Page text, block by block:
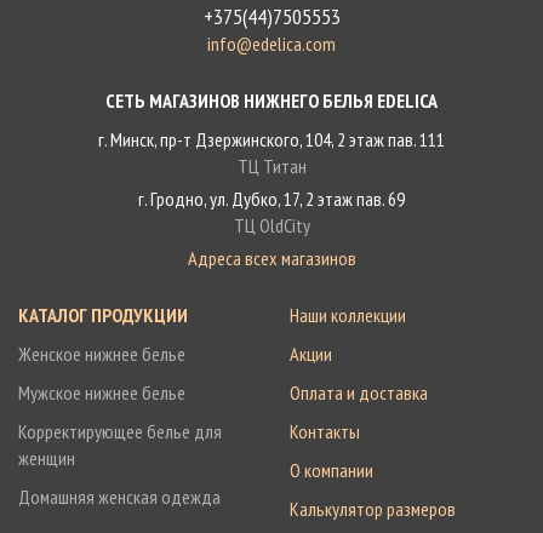
+375(44)7505553
info@edelica.com
СЕТЬ МАГАЗИНОВ НИЖНЕГО БЕЛЬЯ EDELICA
г. Минск, пр-т Дзержинского, 104, 2 этаж пав. 111
ТЦ Титан
г. Гродно, ул. Дубко, 17, 2 этаж пав. 69
ТЦ OldCity
Адреса всех магазинов
КАТАЛОГ ПРОДУКЦИИ
Женское нижнее белье
Мужское нижнее белье
Корректирующее белье для
женщин
Домашняя женская одежда
Наши коллекции
Акции
Оплата и доставка
Контакты
О компании
Калькулятор размеров